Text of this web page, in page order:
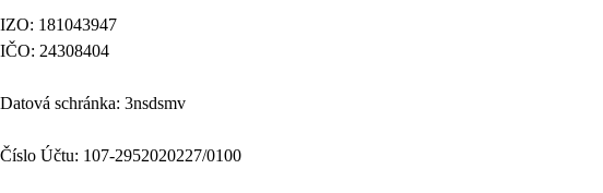
IZO: 181043947
IČO: 24308404
Datová schránka: 3nsdsmv
Číslo Účtu: 107-2952020227/0100